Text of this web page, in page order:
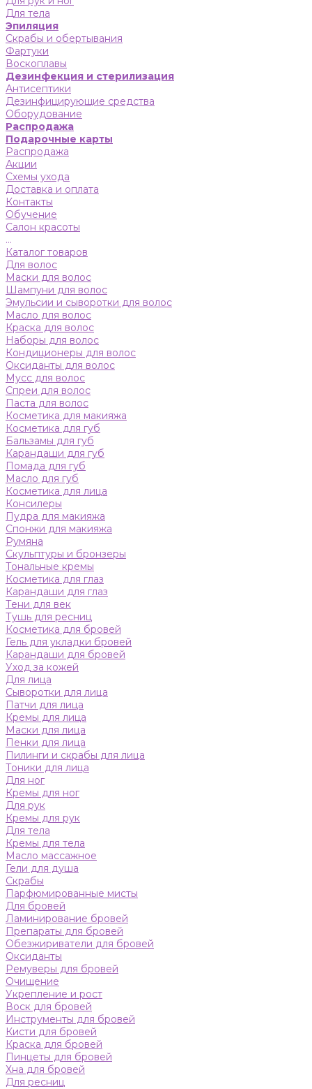
Для тела
Эпиляция
Скрабы и обертывания
Фартуки
Воскоплавы
Дезинфекция и стерилизация
Антисептики
Дезинфицирующие средства
Оборудование
Распродажа
Подарочные карты
Распродажа
Акции
Схемы ухода
Доставка и оплата
Контакты
Обучение
Салон красоты
...
Каталог товаров
Для волос
Маски для волос
Шампуни для волос
Эмульсии и сыворотки для волос
Масло для волос
Краска для волос
Наборы для волос
Кондиционеры для волос
Оксиданты для волос
Мусс для волос
Спреи для волос
Паста для волос
Косметика для макияжа
Косметика для губ
Бальзамы для губ
Карандаши для губ
Помада для губ
Масло для губ
Косметика для лица
Консилеры
Пудра для макияжа
Спонжи для макияжа
Румяна
Скульптуры и бронзеры
Тональные кремы
Косметика для глаз
Карандаши для глаз
Тени для век
Тушь для ресниц
Косметика для бровей
Гель для укладки бровей
Карандаши для бровей
Уход за кожей
Для лица
Сыворотки для лица
Патчи для лица
Кремы для лица
Маски для лица
Пенки для лица
Пилинги и скрабы для лица
Тоники для лица
Для ног
Кремы для ног
Для рук
Кремы для рук
Для тела
Кремы для тела
Масло массажное
Гели для душа
Скрабы
Парфюмированные мисты
Для бровей
Ламинирование бровей
Препараты для бровей
Обезжириватели для бровей
Оксиданты
Ремуверы для бровей
Очищение
Укрепление и рост
Воск для бровей
Инструменты для бровей
Кисти для бровей
Краска для бровей
Пинцеты для бровей
Хна для бровей
Для ресниц